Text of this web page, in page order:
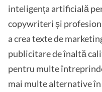
inteligența artificială
copywriteri și
a crea texte de
publicitare de înaltă
pentru multe
mai multe alternative